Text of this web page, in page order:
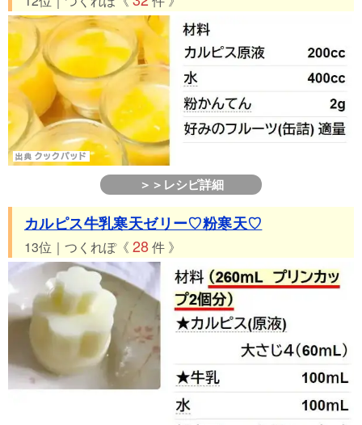
＞＞レシピ詳細
カルピス牛乳寒天ゼリー♡粉寒天♡
13位｜つくれぽ《 28件 》